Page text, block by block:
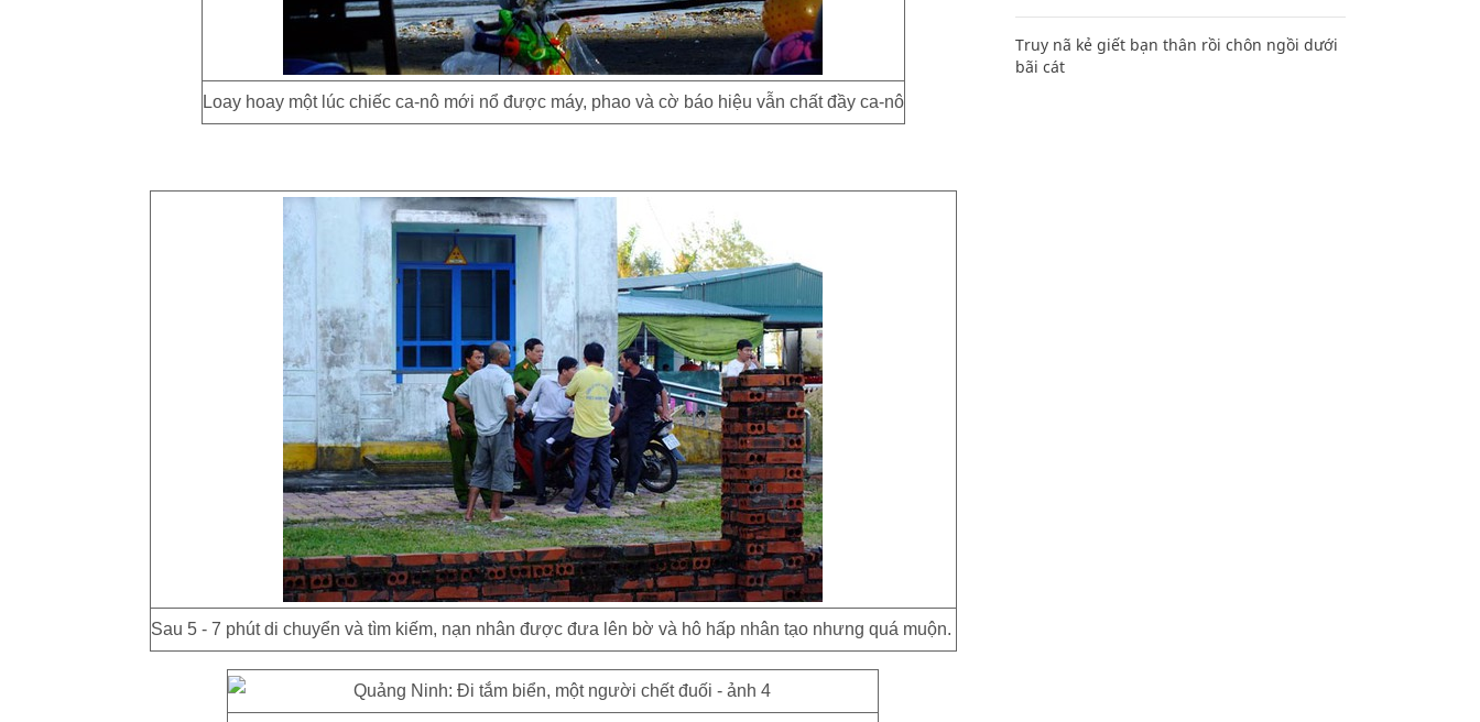
Loay hoay một lúc chiếc ca-nô mới nổ được máy, phao và cờ báo hiệu vẫn chất đầy ca-nô
Sau 5 - 7 phút di chuyển và tìm kiếm, nạn nhân được đưa lên bờ và hô hấp nhân tạo nhưng quá muộn.
Truy nã kẻ giết bạn thân rồi chôn ngồi dưới
bãi cát